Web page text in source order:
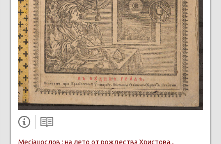
Мeсјацослов : на лето от рождества Христова...